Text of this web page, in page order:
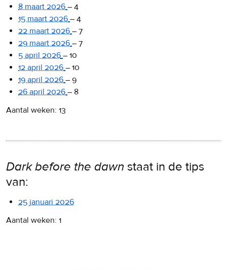
8 maart 2026 – 4
15 maart 2026 – 4
22 maart 2026 – 7
29 maart 2026 – 7
5 april 2026 – 10
12 april 2026 – 10
19 april 2026 – 9
26 april 2026 – 8
Aantal weken: 13
Dark before the dawn staat in de tips
van:
25 januari 2026
Aantal weken: 1